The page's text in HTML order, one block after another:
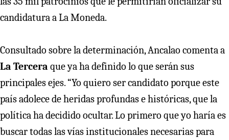
candidatura a La Moneda.
Consultado sobre la determinación, Ancalao comenta a
La Tercera que ya ha definido lo que serán sus
principales ejes. “Yo quiero ser candidato porque este
país adolece de heridas profundas e históricas, que la
política ha decidido ocultar. Lo primero que yo haría es
buscar todas las vías institucionales necesarias para